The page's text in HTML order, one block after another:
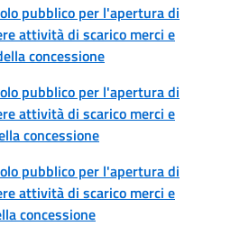
pubblico per l'apertura di
attività di scarico merci e
concessione
pubblico per l'apertura di
attività di scarico merci e
concessione
pubblico per l'apertura di
attività di scarico merci e
concessione